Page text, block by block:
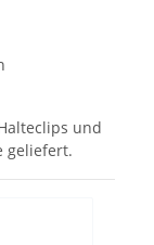
und
geliefert.